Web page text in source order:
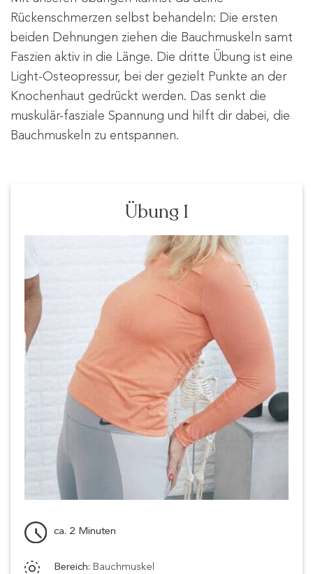
Rückenschmerzen selbst behandeln: Die ersten
beiden Dehnungen ziehen die Bauchmuskeln samt
Faszien aktiv in die Länge. Die dritte Übung ist eine
Light-Osteopressur, bei der gezielt Punkte an der
Knochenhaut gedrückt werden. Das senkt die
muskulär-fasziale Spannung und hilft dir dabei, die
Bauchmuskeln zu entspannen.
Übung 1
ca. 2 Minuten
Bereich: Bauchmuskel